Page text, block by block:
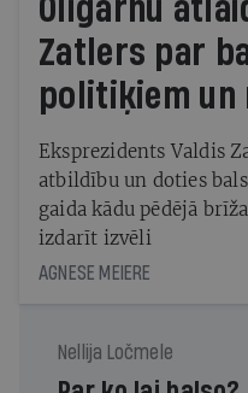
Oligarhu
Zatlers par
politiķiem un
Eksprezidents Valdis
atbildību un doties
gaida kādu pēdējā
izdarīt izvēli
AGNESE MEIERE
Nellija Ločmele